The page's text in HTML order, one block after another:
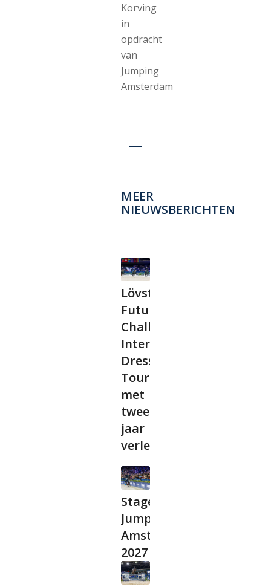
Korving
in
opdracht
van
Jumping
Amsterdam
MEER
NIEUWSBERICHTEN
Lövsta
Future
Challenge
International
Dressage
Tour
met
twee
jaar
verlengd
Stagelopen bij
Jumping
Amsterdam
2027